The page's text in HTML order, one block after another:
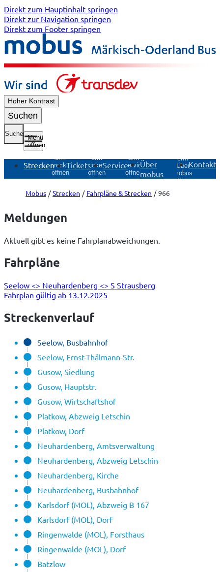
Direkt zum Hauptinhalt springen
Direkt zur Navigation springen
Direkt zum Footer springen
Hoher Kontrast
Suchen
Suche
Menü
öffnen
Strecken
Untermenü
Strecken
öffnen
Tickets
Untermenü
Tickets
öffnen
Service
Untermenü
Service
öffnen
Über
mobus
Untermenü
Über
mobus
öffnen
Kontakt
Mobus Strecken Fahrpläne & Strecken 966
Meldungen
Aktuell gibt es keine Fahrplanabweichungen.
Fahrpläne
Seelow <> Neuhardenberg <> S Strausberg
Fahrplan gültig ab 13.12.2025
Streckenverlauf
Seelow, Busbahnhof
Seelow, Ernst-Thälmann-Str.
Gusow, Siedlung
Gusow, Hauptstr.
Gusow, Wirtschaftshof
Platkow, Abzweig Letschin
Platkow, Dorf
Neuhardenberg, Amtsverwaltung
Neuhardenberg, Abzweig Letschin
Neuhardenberg, Kirche
Neuhardenberg, Busbahnhof
Karlsdorf (MOL), Abzweig B 167
Karlsdorf (MOL), Dorf
Ringenwalde (MOL), Forsthaus
Ringenwalde (MOL), Dorf
Batzlow